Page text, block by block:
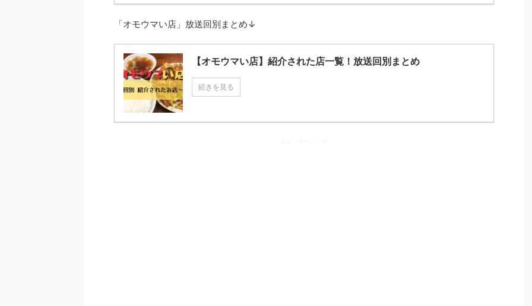
「オモウマい店」放送回別まとめ↓
【オモウマい店】紹介された店一覧！放送回別まとめ
続きを見る